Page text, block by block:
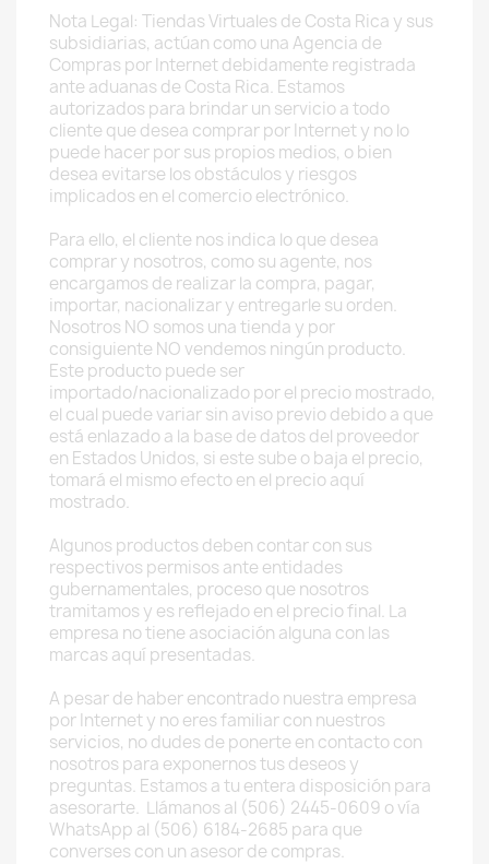
Nota Legal: Tiendas Virtuales de Costa Rica y sus
subsidiarias, actúan como una Agencia de
Compras por Internet debidamente registrada
ante aduanas de Costa Rica. Estamos
autorizados para brindar un servicio a todo
cliente que desea comprar por Internet y no lo
puede hacer por sus propios medios, o bien
desea evitarse los obstáculos y riesgos
implicados en el comercio electrónico.
Para ello, el cliente nos indica lo que desea
comprar y nosotros, como su agente, nos
encargamos de realizar la compra, pagar,
importar, nacionalizar y entregarle su orden.
Nosotros NO somos una tienda y por
consiguiente NO vendemos ningún producto.
Este producto puede ser
importado/nacionalizado por el precio mostrado,
el cual puede variar sin aviso previo debido a que
está enlazado a la base de datos del proveedor
en Estados Unidos, si este sube o baja el precio,
tomará el mismo efecto en el precio aquí
mostrado.
Algunos productos deben contar con sus
respectivos permisos ante entidades
gubernamentales, proceso que nosotros
tramitamos y es reflejado en el precio final. La
empresa no tiene asociación alguna con las
marcas aquí presentadas.
A pesar de haber encontrado nuestra empresa
por Internet y no eres familiar con nuestros
servicios, no dudes de ponerte en contacto con
nosotros para exponernos tus deseos y
preguntas. Estamos a tu entera disposición para
asesorarte. Llámanos al (506) 2445-0609 o vía
WhatsApp al (506) 6184-2685 para que
converses con un asesor de compras.